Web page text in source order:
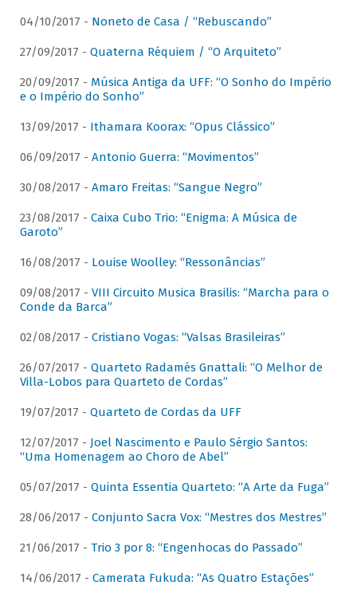
04/10/2017 - Noneto de Casa / “Rebuscando”
27/09/2017 - Quaterna Réquiem / “O Arquiteto”
20/09/2017 - Música Antiga da UFF: “O Sonho do Império
e o Império do Sonho”
13/09/2017 - Ithamara Koorax: “Opus Clássico”
06/09/2017 - Antonio Guerra: “Movimentos”
30/08/2017 - Amaro Freitas: “Sangue Negro”
23/08/2017 - Caixa Cubo Trio: “Enigma: A Música de
Garoto”
16/08/2017 - Louise Woolley: “Ressonâncias”
09/08/2017 - VIII Circuito Musica Brasilis: “Marcha para o
Conde da Barca”
02/08/2017 - Cristiano Vogas: “Valsas Brasileiras”
26/07/2017 - Quarteto Radamés Gnattali: “O Melhor de
Villa-Lobos para Quarteto de Cordas”
19/07/2017 - Quarteto de Cordas da UFF
12/07/2017 - Joel Nascimento e Paulo Sérgio Santos:
“Uma Homenagem ao Choro de Abel”
05/07/2017 - Quinta Essentia Quarteto: “A Arte da Fuga”
28/06/2017 - Conjunto Sacra Vox: “Mestres dos Mestres”
21/06/2017 - Trio 3 por 8: “Engenhocas do Passado”
14/06/2017 - Camerata Fukuda: “As Quatro Estações”